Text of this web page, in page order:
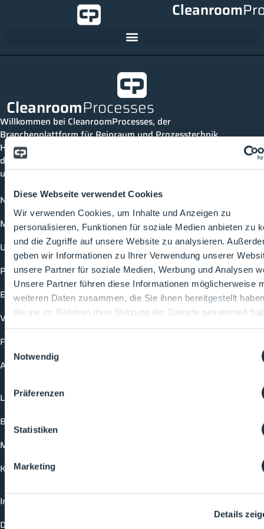
Diese Webseite verwendet Cookies
Wir verwenden Cookies, um Inhalte und Anzeigen zu
personalisieren, Funktionen für soziale Medien anbieten zu
und die Zugriffe auf unsere Website zu analysieren.
geben wir Informationen zu Ihrer Verwendung unserer
unsere Partner für soziale Medien, Werbung und Analysen
Unsere Partner führen diese Informationen möglicherweise
weiteren Daten zusammen, die Sie ihnen bereitgestellt
die sie im Rahmen Ihrer Nutzung der Dienste gesammelt
Einwilligungsauswahl
Notwendig
Präferenzen
Statistiken
Marketing
Details
Cleanroom
CleanroomProcesses
Willkommen bei CleanroomProcesses, der
Branchenplattform für Reinraum und Prozesstechnik.
Hier bleibst du immer auf dem neuesten Stand, kannst
dich mit anderen verknüpfen und alle relevanten Themen
und Events der Branche entdecken.
News
Mediathek
Unternehmen
Produkte
Events
Vorträge
Future-Faces
Academy
Login
Buchungsmöglichkeiten
Medienformate
Kontakt
Impressum
Datenschutzerklärung